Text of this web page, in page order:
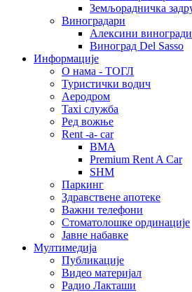
Земљорадничка
Виноградари
Алексини виногради
Виноград Del Sasso
Информације
О нама - ТОГЛ
Туристички водич
Аеродром
Taxi служба
Ред вожње
Rent -a- car
BMA
Premium Rent A Car
SHM
Паркинг
Здравствене апотеке
Важни телефони
Стоматолошке ординације
Јавне набавке
Мултимедија
Публикације
Видео материјал
Радио Лакташи